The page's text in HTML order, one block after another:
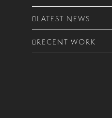
LATEST NEWS
RECENT WORK